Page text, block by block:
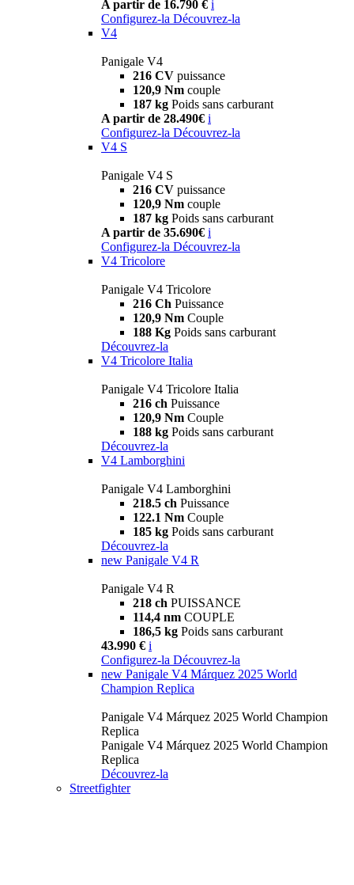
A partir de 16.790 € i
Configurez-la Découvrez-la
V4
Panigale V4
216 CV puissance
120,9 Nm couple
187 kg Poids sans carburant
A partir de 28.490€ i
Configurez-la Découvrez-la
V4 S
Panigale V4 S
216 CV puissance
120,9 Nm couple
187 kg Poids sans carburant
A partir de 35.690€ i
Configurez-la Découvrez-la
V4 Tricolore
Panigale V4 Tricolore
216 Ch Puissance
120,9 Nm Couple
188 Kg Poids sans carburant
Découvrez-la
V4 Tricolore Italia
Panigale V4 Tricolore Italia
216 ch Puissance
120,9 Nm Couple
188 kg Poids sans carburant
Découvrez-la
V4 Lamborghini
Panigale V4 Lamborghini
218.5 ch Puissance
122.1 Nm Couple
185 kg Poids sans carburant
Découvrez-la
new Panigale V4 R
Panigale V4 R
218 ch PUISSANCE
114,4 nm COUPLE
186,5 kg Poids sans carburant
43.990 € i
Configurez-la Découvrez-la
new Panigale V4 Márquez 2025 World
Champion Replica
Panigale V4 Márquez 2025 World Champion
Replica
Panigale V4 Márquez 2025 World Champion
Replica
Découvrez-la
Streetfighter